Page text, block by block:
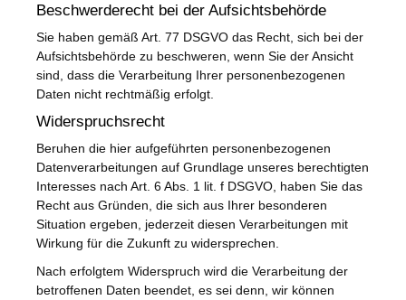
Beschwerderecht bei der Aufsichtsbehörde
Sie haben gemäß Art. 77 DSGVO das Recht, sich bei der
Aufsichtsbehörde zu beschweren, wenn Sie der Ansicht
sind, dass die Verarbeitung Ihrer personenbezogenen
Daten nicht rechtmäßig erfolgt.
Widerspruchsrecht
Beruhen die hier aufgeführten personenbezogenen
Datenverarbeitungen auf Grundlage unseres berechtigten
Interesses nach Art. 6 Abs. 1 lit. f DSGVO, haben Sie das
Recht aus Gründen, die sich aus Ihrer besonderen
Situation ergeben, jederzeit diesen Verarbeitungen mit
Wirkung für die Zukunft zu widersprechen.
Nach erfolgtem Widerspruch wird die Verarbeitung der
betroffenen Daten beendet, es sei denn, wir können